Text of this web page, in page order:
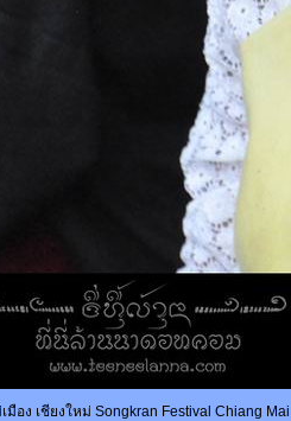
มือง เชียงใหม่ Songkran Festival Chiang